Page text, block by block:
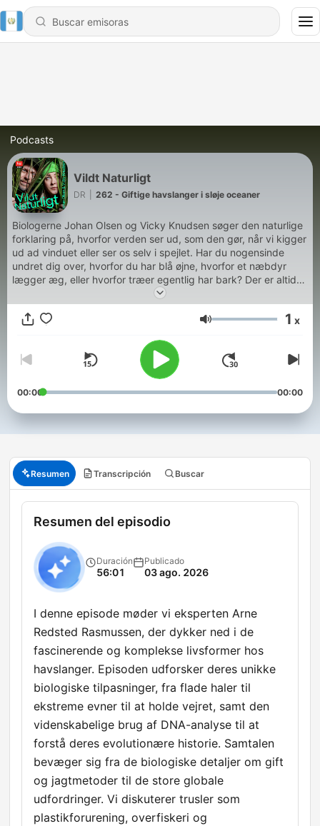
Podcasts
Vildt Naturligt
DR 262 - Giftige havslanger i sløje oceaner
Biologerne Johan Olsen og Vicky Knudsen søger den naturlige
forklaring på, hvorfor verden ser ud, som den gør, når vi kigger
ud ad vinduet eller ser os selv i spejlet. Har du nogensinde
undret dig over, hvorfor du har blå øjne, hvorfor et næbdyr
lægger æg, eller hvorfor træer egentlig har bark? Der er altid
en naturlig forklaring og ikke mindst en god historie bag, som
de to biologer brænder for at fortælle. vildtnaturligt@dr.dkHør
flere afsnit i DR Lyd
Volumen 1 x
00:00 00:00
Resumen Transcripción Buscar
Resumen del episodio
Duración
56:01
Publicado
03 ago. 2026
I denne episode møder vi eksperten Arne
Redsted Rasmussen, der dykker ned i de
fascinerende og komplekse livsformer hos
havslanger. Episoden udforsker deres unikke
biologiske tilpasninger, fra flade haler til
ekstreme evner til at holde vejret, samt den
videnskabelige brug af DNA-analyse til at
forstå deres evolutionære historie. Samtalen
bevæger sig fra de biologiske detaljer om gift
og jagtmetoder til de store globale
udfordringer. Vi diskuterer trusler som
plastikforurening, overfiskeri og